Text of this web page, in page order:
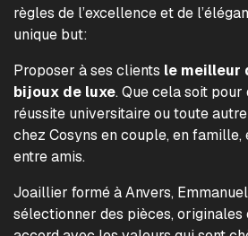
règles de l’excellence et de
unique but:
Proposer à ses clients le meilleur
bijoux de luxe. Que cela soit
réussite universitaire ou toute
chez Cosyns en couple, en
entre amis.
Joaillier formé à Anvers,
sélectionner des pièces, originales